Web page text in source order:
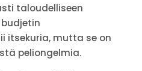
taloudelliseen
itsekuria, mutta se on
peliongelmia.